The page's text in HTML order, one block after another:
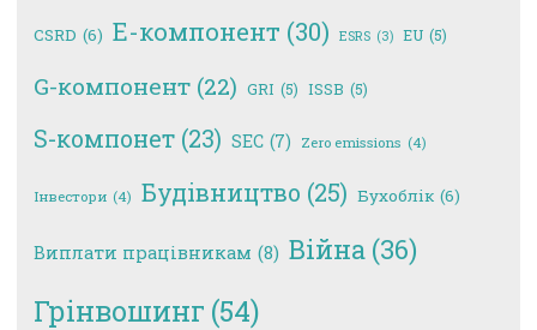
CSRD (6) E-компонент (30) ESRS (3) EU (5)
G-компонент (22) GRI (5) ISSB (5)
S-компонет (23) SEC (7) Zero emissions (4)
Інвестори (4) Будівництво (25) Бухоблік (6)
Виплати працівникам (8) Війна (36)
Грінвошинг (54)